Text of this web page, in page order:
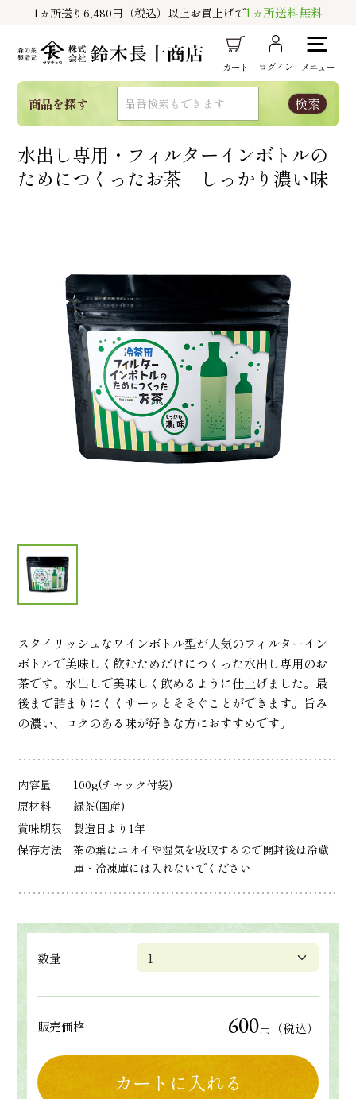
1ヵ所送り6,480円（税込）以上お買上げで1ヵ所送料無料
カート ログイン メニュー
商品を探す
水出し専用・フィルターインボトルの
ためにつくったお茶 しっかり濃い味
スタイリッシュなワインボトル型が人気のフィルターイン
ボトルで美味しく飲むためだけにつくった水出し専用のお
茶です。水出しで美味しく飲めるように仕上げました。最
後まで詰まりにくくサーッとそそぐことができます。旨み
の濃い、コクのある味が好きな方におすすめです。
内容量
100g(チャック付袋)
原材料
緑茶(国産)
賞味期限
製造日より1年
保存方法
茶の葉はニオイや湿気を吸収するので開封後は冷蔵
庫・冷凍庫には入れないでください
数量
販売価格 600円（税込）
カートに入れる